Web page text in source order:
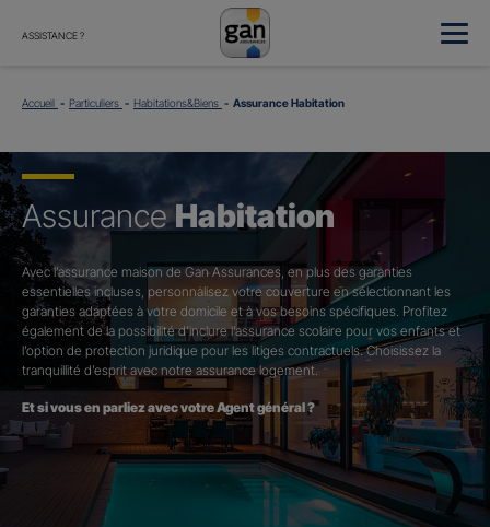
ASSISTANCE ?
Accueil Particuliers Habitations&Biens Assurance Habitation
AssuranceHabitation
Avec l’assurance maison de Gan Assurances, en plus des garanties
essentielles incluses, personnalisez votre couverture en sélectionnant les
garanties adaptées à votre domicile et à vos besoins spécifiques. Profitez
également de la possibilité d’inclure l’assurance scolaire pour vos enfants et
l’option de protection juridique pour les litiges contractuels. Choisissez la
tranquillité d’esprit avec notre assurance logement.
Et si vous en parliez avec votre Agent général ?